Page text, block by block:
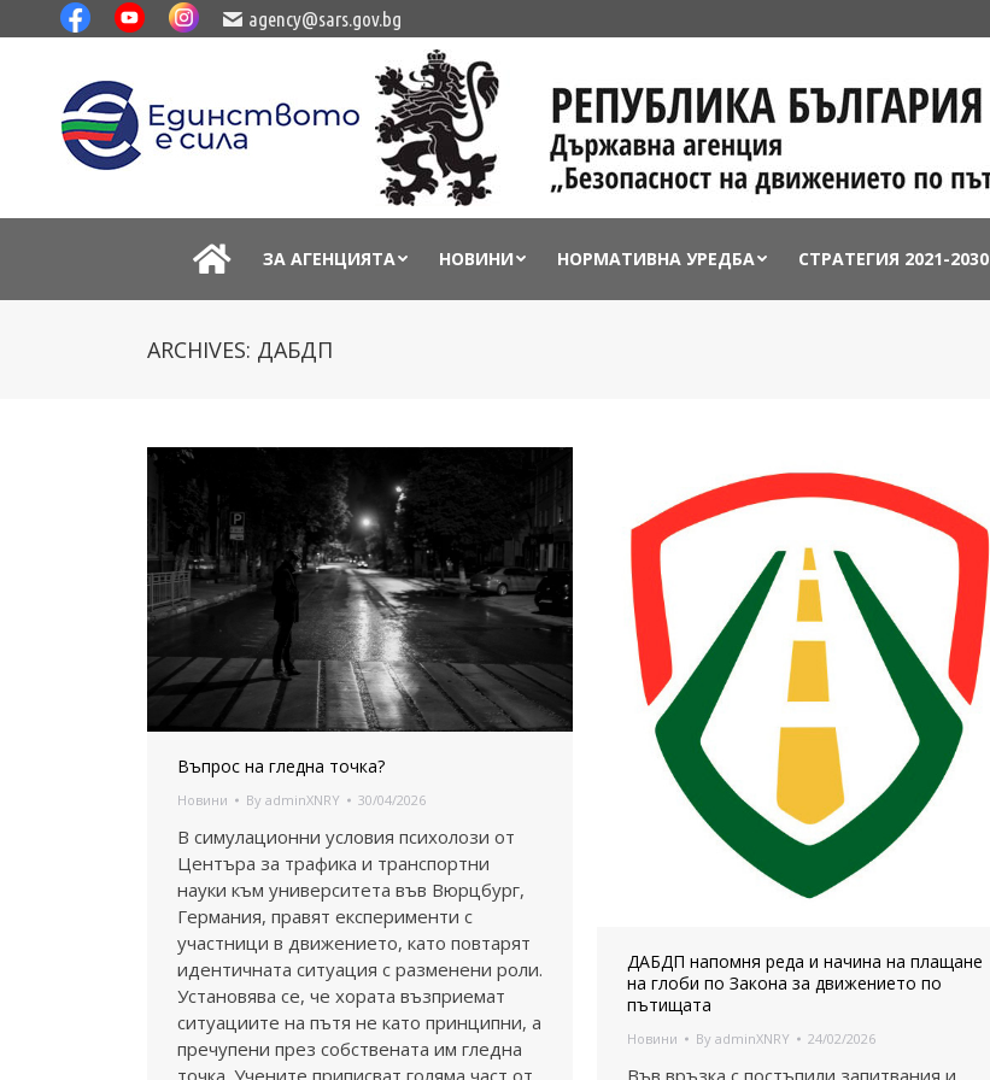
agency@sars.gov.bg
ЗА АГЕНЦИЯТА НОВИНИ НОРМАТИВНА УРЕДБА СТРАТЕГИЯ 2021-2030
ARCHIVES: ДАБДП
Въпрос на гледна точка?
Новини By adminXNRY 30/04/2026
В симулационни условия психолози от
Центъра за трафика и транспортни
науки към университета във Вюрцбург,
Германия, правят експерименти с
участници в движението, като повтарят
идентичната ситуация с разменени роли.
Установява се, че хората възприемат
ситуациите на пътя не като принципни, а
пречупени през собствената им гледна
точка. Учените приписват голяма част от
ДАБДП напомня реда и начина на плащане
на глоби по Закона за движението по
пътищата
Новини By adminXNRY 24/02/2026
Във връзка с постъпили запитвания и